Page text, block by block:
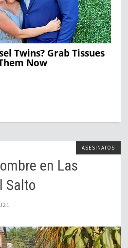
Twins? Grab Tissues
Now
ASESINATOS
en Las
Salto